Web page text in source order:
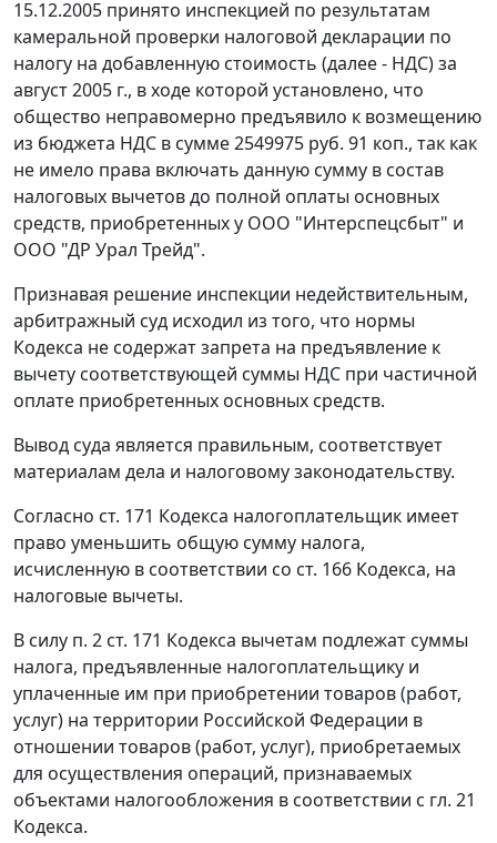
15.12.2005 принято инспекцией по результатам
камеральной проверки налоговой декларации по
налогу на добавленную стоимость (далее - НДС) за
август 2005 г., в ходе которой установлено, что
общество неправомерно предъявило к возмещению
из бюджета НДС в сумме 2549975 руб. 91 коп., так как
не имело права включать данную сумму в состав
налоговых вычетов до полной оплаты основных
средств, приобретенных у ООО "Интерспецсбыт" и
ООО "ДР Урал Трейд".
Признавая решение инспекции недействительным,
арбитражный суд исходил из того, что нормы
Кодекса не содержат запрета на предъявление к
вычету соответствующей суммы НДС при частичной
оплате приобретенных основных средств.
Вывод суда является правильным, соответствует
материалам дела и налоговому законодательству.
Согласно ст. 171 Кодекса налогоплательщик имеет
право уменьшить общую сумму налога,
исчисленную в соответствии со ст. 166 Кодекса, на
налоговые вычеты.
В силу п. 2 ст. 171 Кодекса вычетам подлежат суммы
налога, предъявленные налогоплательщику и
уплаченные им при приобретении товаров (работ,
услуг) на территории Российской Федерации в
отношении товаров (работ, услуг), приобретаемых
для осуществления операций, признаваемых
объектами налогообложения в соответствии с гл. 21
Кодекса.